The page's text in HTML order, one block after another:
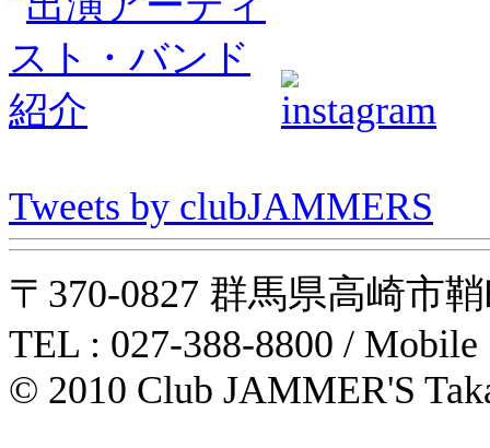
Tweets by clubJAMMERS
〒370-0827 群馬県高崎市
TEL : 027-388-8800 / Mobile
© 2010 Club JAMMER'S